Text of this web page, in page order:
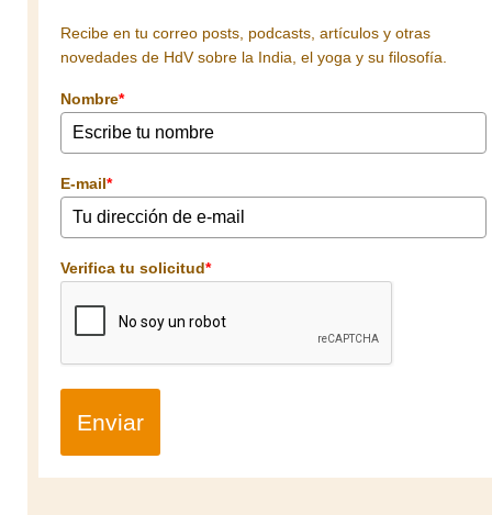
Recibe en tu correo posts, podcasts, artículos y otras
novedades de HdV sobre la India, el yoga y su filosofía.
Nombre*
E-mail*
Verifica tu solicitud*
Enviar